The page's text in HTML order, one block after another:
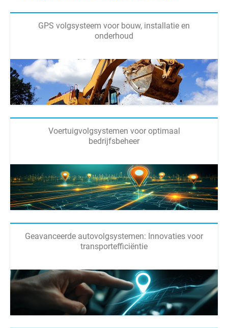
GPS volgsysteem voor bouw, installatie en
onderhoud
Voertuigvolgsystemen voor optimaal
bedrijfsbeheer
Geavanceerde autovolgsystemen: Innovaties voor
transportefficiëntie